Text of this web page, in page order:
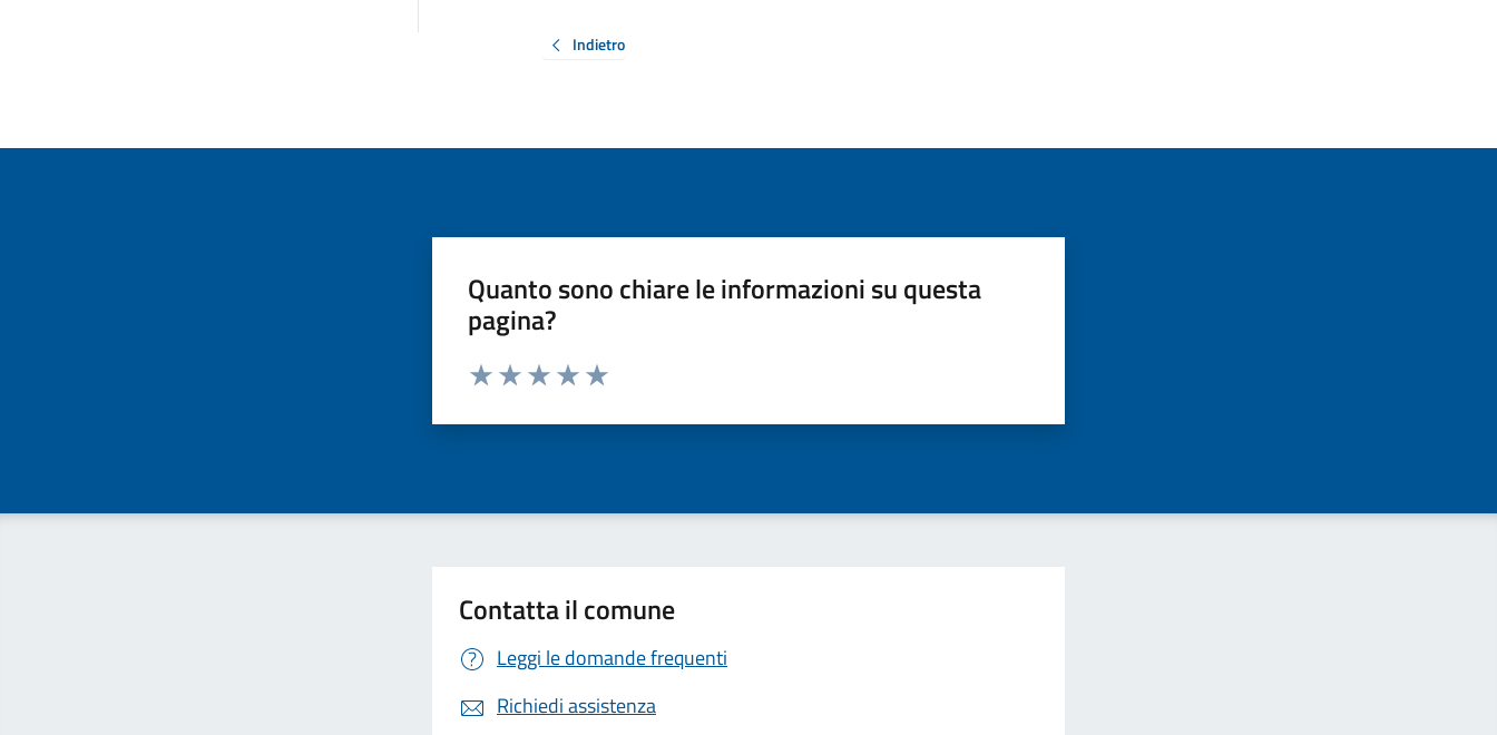
Indietro
Quanto sono chiare le informazioni su questa
pagina?
Valuta da 1 a 5 stelle la pagina
Contatta il comune
Leggi le domande frequenti
Richiedi assistenza